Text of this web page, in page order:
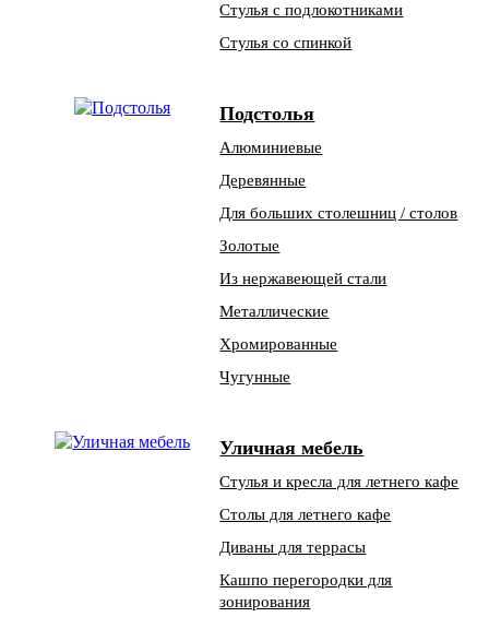
Стулья с подлокотниками
Стулья со спинкой
Подстолья
Алюминиевые
Деревянные
Для больших столешниц / столов
Золотые
Из нержавеющей стали
Металлические
Хромированные
Чугунные
Уличная мебель
Стулья и кресла для летнего кафе
Столы для летнего кафе
Диваны для террасы
Кашпо перегородки для
зонирования